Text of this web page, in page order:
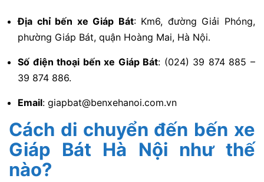
Địa chỉ bến xe Giáp Bát: Km6, đường Giải Phóng,
phường Giáp Bát, quận Hoàng Mai, Hà Nội.
Số điện thoại bến xe Giáp Bát: (024) 39 874 885 –
39 874 886.
Email: giapbat@benxehanoi.com.vn
Cách di chuyển đến bến xe
Giáp Bát Hà Nội như thế
nào?